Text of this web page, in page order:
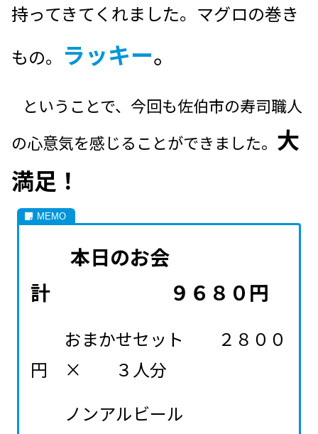
持ってきてくれました。マグロの巻き
もの。 ラッキー。
ということで、今回も佐伯市の寿司職人
の心意気を感じることができました。 大
満足！
本日のお会
計 ９６８０円
おまかせセット ２８００
円 × ３人分
ノンアルビール